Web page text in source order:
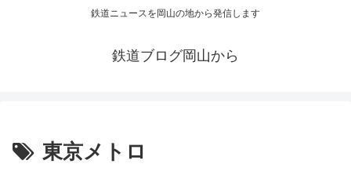
鉄道ニュースを岡山の地から発信します
鉄道ブログ岡山から
東京メトロ